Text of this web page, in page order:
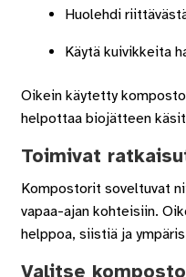
Huolehdi
Käytä kuivikkeita
Oikein käytetty
helpottaa biojätteen
Toimivat
Kompostorit soveltuvat
vapaa-ajan kohteisiin.
helppoa, siistiä ja
Valitse